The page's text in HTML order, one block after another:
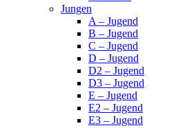
Jungen
A – Jugend
B – Jugend
C – Jugend
D – Jugend
D2 – Jugend
D3 – Jugend
E – Jugend
E2 – Jugend
E3 – Jugend